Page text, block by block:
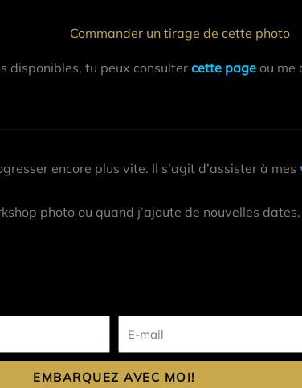
Commander un tirage de cette photo
disponibles, tu peux consulter cette page ou me
encore plus vite. Il s’agit d’assister à mes
photo ou quand j’ajoute de nouvelles
EMBARQUEZ AVEC MOI!